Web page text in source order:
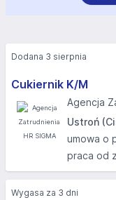
Cukiernik K/M
Agencja
Ustroń
umowa o
praca od
Dodana 3 sierpnia
Wygasa za 3 dni